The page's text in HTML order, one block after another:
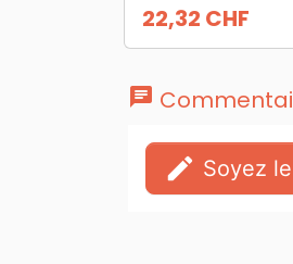
Prix
22,32 CHF
chat
edit Soyez